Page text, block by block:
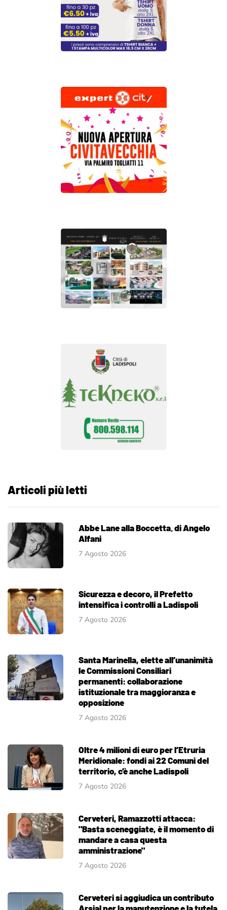
Articoli più letti
Abbe Lane alla Boccetta. di Angelo
Alfani
7 Agosto 2026
Sicurezza e decoro, il Prefetto
intensifica i controlli a Ladispoli
7 Agosto 2026
Santa Marinella, elette all’unanimità
le Commissioni Consiliari
permanenti: collaborazione
istituzionale tra maggioranza e
opposizione
7 Agosto 2026
Oltre 4 milioni di euro per l’Etruria
Meridionale: fondi ai 22 Comuni del
territorio, c’è anche Ladispoli
7 Agosto 2026
Cerveteri, Ramazzotti attacca:
"Basta sceneggiate, è il momento di
mandare a casa questa
amministrazione"
7 Agosto 2026
Cerveteri si aggiudica un contributo